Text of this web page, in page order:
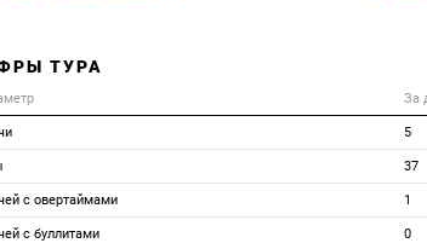
ТУРА
За
5
37
с овертаймами 1
с буллитами 0